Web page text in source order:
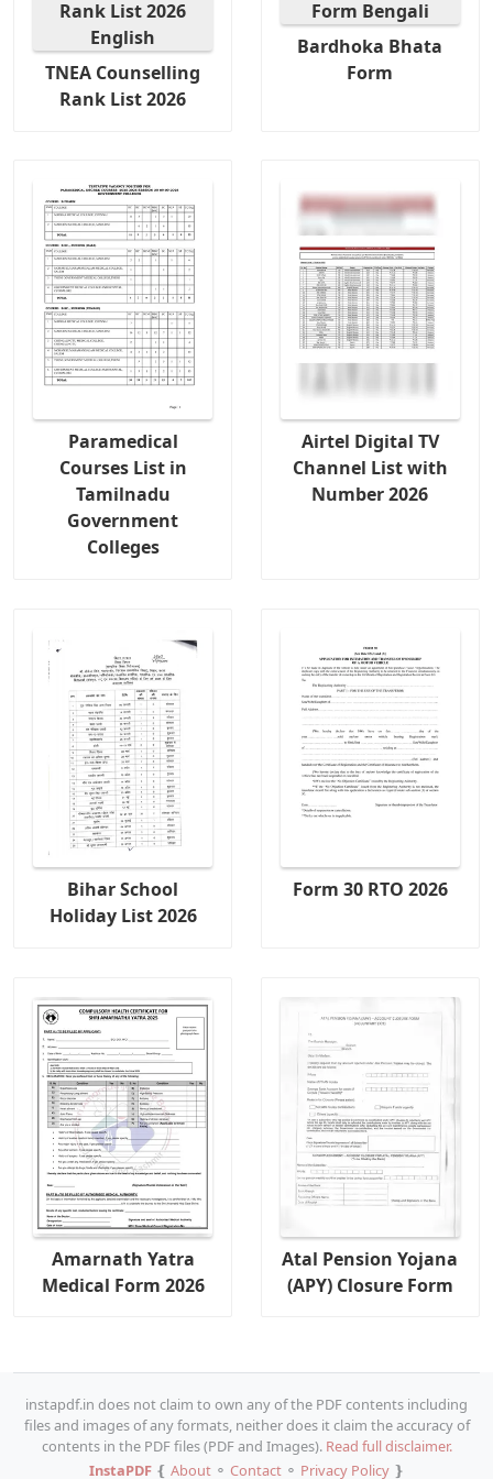
TNEA Counselling
Rank List 2026
Bardhoka Bhata
Form
Paramedical
Courses List in
Tamilnadu
Government
Colleges
Airtel Digital TV
Channel List with
Number 2026
Bihar School
Holiday List 2026
Form 30 RTO 2026
Amarnath Yatra
Medical Form 2026
Atal Pension Yojana
(APY) Closure Form
instapdf.in does not claim to own any of the PDF contents including
files and images of any formats, neither does it claim the accuracy of
contents in the PDF files (PDF and Images). Read full disclaimer.
InstaPDF❴ About⚬ Contact⚬ Privacy Policy❵